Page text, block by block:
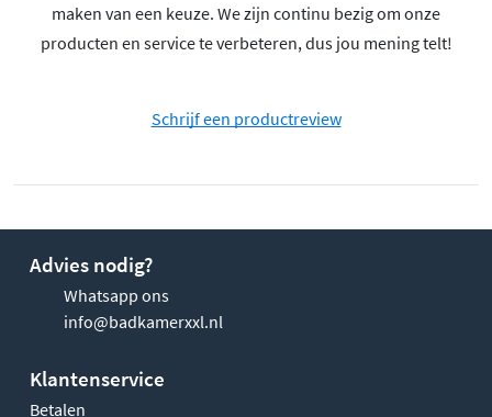
maken van een keuze. We zijn continu bezig om onze
producten en service te verbeteren, dus jou mening telt!
Schrijf een productreview
Advies nodig?
Whatsapp ons
info@badkamerxxl.nl
Klantenservice
Betalen